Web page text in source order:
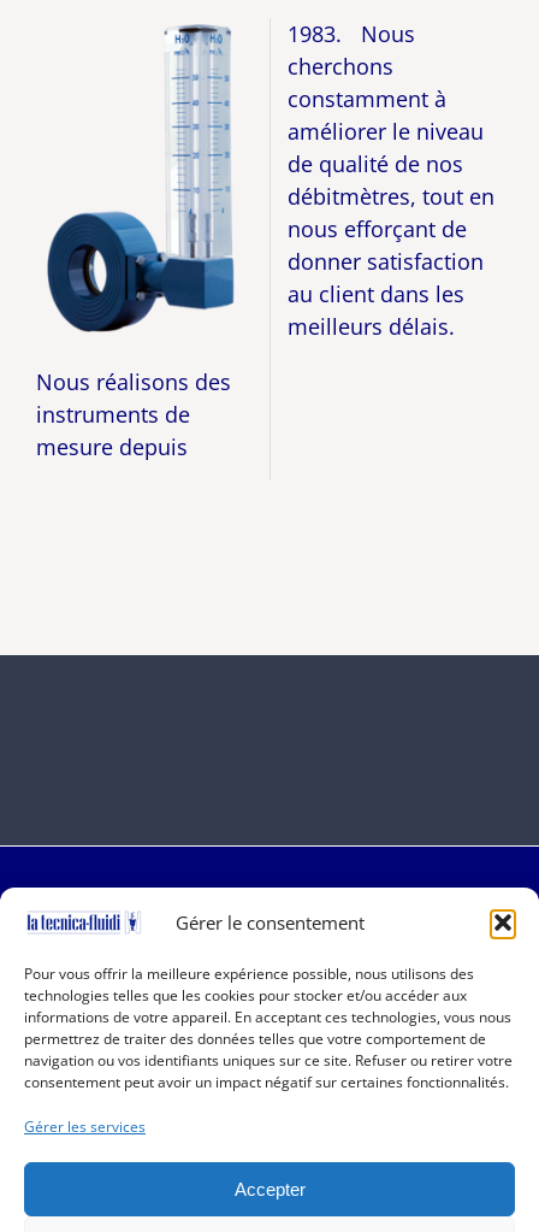
Gérer le consentement
Pour vous offrir la meilleure expérience possible, nous utilisons des
technologies telles que les cookies pour stocker et/ou accéder aux
informations de votre appareil. En acceptant ces technologies, vous nous
permettrez de traiter des données telles que votre comportement de
navigation ou vos identifiants uniques sur ce site. Refuser ou retirer votre
consentement peut avoir un impact négatif sur certaines fonctionnalités.
Gérer les services
Accepter
Nous réalisons des
instruments de
mesure depuis
1983. Nous
cherchons
constamment à
améliorer le niveau
de qualité de nos
débitmètres, tout en
nous efforçant de
donner satisfaction
au client dans les
meilleurs délais.
Copyright 2019-2025 La Tecnica Fluidi | All Rights
Reserved | P.I. 01001150166 | Powered byQSidea
Déclaration de confidentialité (UE)
Politique de Cookies (EU)